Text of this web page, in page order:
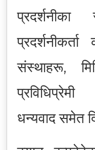
प्रदर्शनीका
संस्थाहरू,
धन्यवाद समेत